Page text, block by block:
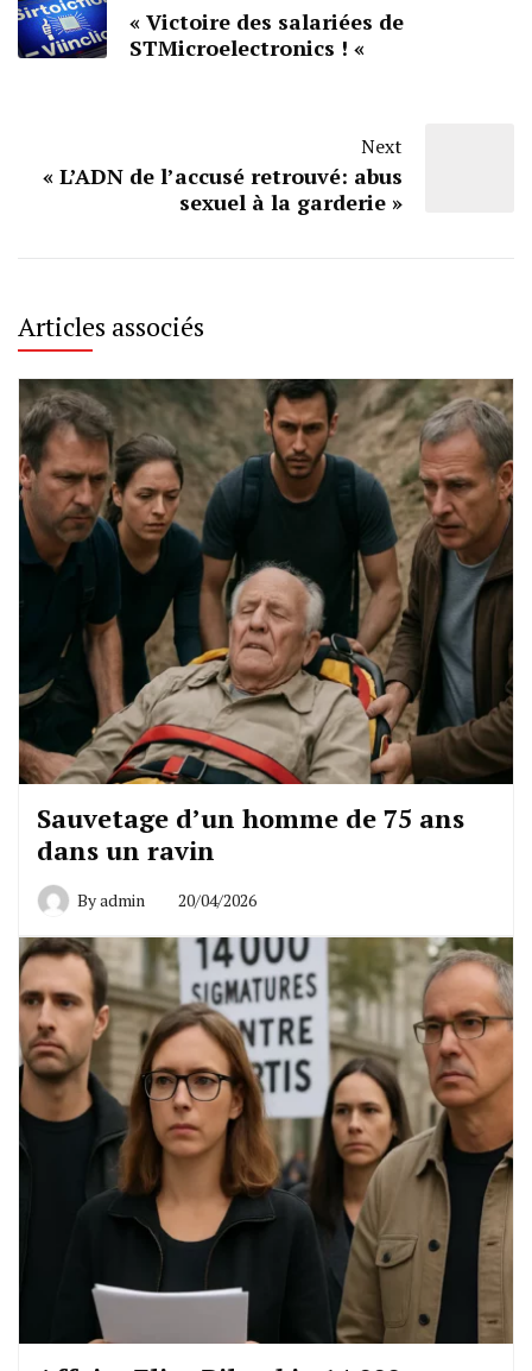
« Victoire des salariées de
STMicroelectronics ! «
Next
« L’ADN de l’accusé retrouvé: abus
sexuel à la garderie »
Articles associés
Sauvetage d’un homme de 75 ans
dans un ravin
Byadmin 20/04/2026